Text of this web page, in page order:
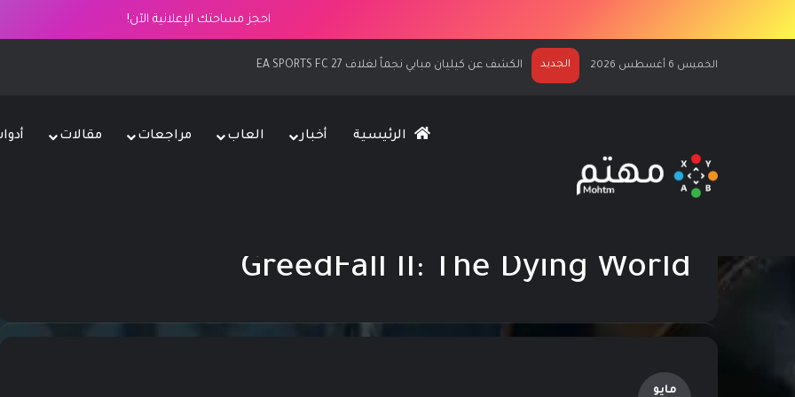
احجز مساحتك الإعلانية الآن!
الخميس 6 أغسطس 2026 الجديد الكشف عن كيليان مبابي نجماً لغلاف EA SPORTS FC 27
الرئيسية أخبار العاب مراجعات مقالات
GreedFall II: The Dying World
مايو